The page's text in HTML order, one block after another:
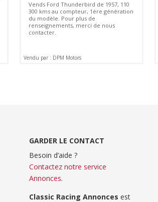
Vends Ford Thunderbird de 1957, 110
300 kms au compteur, 1ère génération
du modèle. Pour plus de
renseignements, merci de nous
contacter.
Vendu par : DPM Motors
GARDER LE CONTACT
Besoin d’aide ?
Contactez notre service
Annonces.
Classic Racing Annonces est